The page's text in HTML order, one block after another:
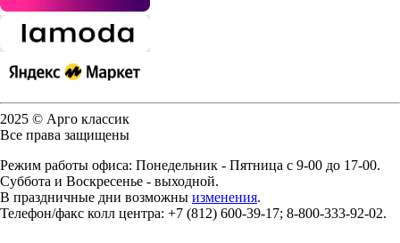
2025 © Арго классик
Все права защищены
Режим работы офиса: Понедельник - Пятница с 9-00 до 17-00.
Суббота и Воскресенье - выходной.
В праздничные дни возможны изменения.
Телефон/факс колл центра: +7 (812) 600-39-17; 8-800-333-92-02.